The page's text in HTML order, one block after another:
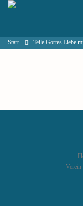
Start Teile Gottes Liebe
Verein